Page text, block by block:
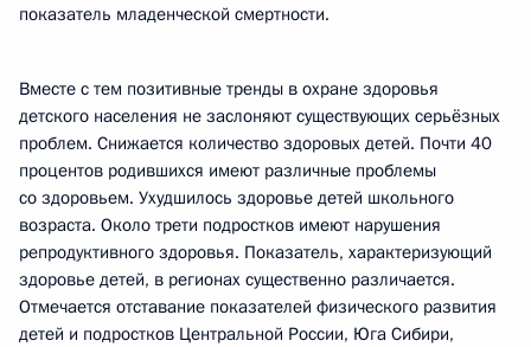
показатель младенческой смертности.
Вместе с тем позитивные тренды в охране здоровья
детского населения не заслоняют существующих серьёзных
проблем. Снижается количество здоровых детей. Почти 40
процентов родившихся имеют различные проблемы
со здоровьем. Ухудшилось здоровье детей школьного
возраста. Около трети подростков имеют нарушения
репродуктивного здоровья. Показатель, характеризующий
здоровье детей, в регионах существенно различается.
Отмечается отставание показателей физического развития
детей и подростков Центральной России, Юга Сибири,